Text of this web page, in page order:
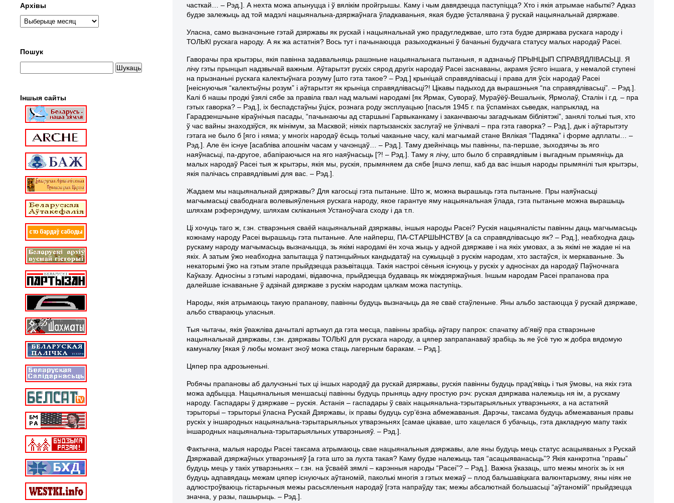
часткай… – Рэд.]. А нехта можа апынуцца і ў вялікім пройгрышы. Каму і чым давядзецца паступіцца? Хто і якія атрымае набыткі? Адказ
будзе залежыць ад той мадэлі нацыянальна-дзяржаўнага ўладкаваньня, якая будзе ўсталявана ў рускай нацыянальнай дзяржаве.
Уласна, само вызначэньне гэтай дзяржавы як рускай і нацыянальнай ужо прадугледжвае, што гэта будзе дзяржава рускага народу і
ТОЛЬКІ рускага народу. А як жа астатнія? Вось тут і пачынаюцца разыходжаньні ў бачаньні будучага статусу малых народаў Расеі.
Гаворачы пра крытэры, якія павінна задавальняць рашэньне нацыянальнага пытаньня, я адзначыў ПРЫНЦЫП СПРАВЯДЛІВАСЬЦІ. Я
лічу гэты прынцып надзвычай важным. Аўтарытэт рускіх сярод другіх народаў Расеі заснаваны, акрамя ўсяго іншага, у немалой ступені
на прызнаньні рускага калектыўнага розуму [што гэта такое? – Рэд.] крыніцай справядлівасьці і права для ўсіх народаў Расеі
[неіснуючыя “калектыўны розум” і аўтарытэт як крыніца справядлівасьці?! Цікавы падыход да вырашэньня “па справядлівасьці”. – Рэд.].
Калі б нашы продкі ўзялі сябе за правіла гвал над малымі народамі [як Ярмак, Сувораў, Мураўёў-Вешальнік, Ярмолаў, Сталін і г.д. – пра
гэтых гаворка? – Рэд.], іх беспадстаўны ўціск, рознага роду эксплуацыю [пасьля 1945 г. па ўспамінах сьведак, напрыклад, на
Гарадзеншчыне кіраўнічыя пасады, “пачынаючы ад старшыні Гарвыканкаму і заканчваючы загадчыкам бібліятэкі”, занялі толькі тыя, хто
ў час вайны знаходзіўся, як мінімум, за Масквой; ніякіх партызанскіх заслугаў не ўлічвалі – пра гэта гаворка? – Рэд.], дык і аўтарытэту
гэтага не было б [яго і няма; у многіх народаў ёсьць толькі чаканьне часу, калі магчымай стане Вялікая “Падзяка” і форме адплаты… –
Рэд.]. Але ён існуе [асабліва апошнім часам у чачэнцаў… – Рэд.]. Таму дзейнічаць мы павінны, па-першае, зыходзячы зь яго
наяўнасьці, па-другое, абапіраючыся на яго наяўнасьць [?! – Рэд.]. Таму я лічу, што было б справядлівым і выгадным прымяніць да
малых народаў Расеі тыя ж крытэры, якія мы, рускія, прымяняем да сябе [яшчэ лепш, каб да вас іншыя народы прымянілі тыя крытэры,
якія палічась справядлівымі для вас. – Рэд.].
Жадаем мы нацыянальнай дзяржавы? Для кагосьці гэта пытаньне. Што ж, можна вырашыць гэта пытаньне. Пры наяўнасьці
магчымасьці свабоднага волевыяўленьня рускага народу, якое гарантуе яму нацыянальная ўлада, гэта пытаньне можна вырашыць
шляхам рэферэндуму, шляхам скліканьня Устаноўчага сходу і да т.п.
Ці хочуць таго ж, г.зн. стварэньня сваёй нацыянальнай дзяржавы, іншыя народы Расеі? Рускія нацыяналісты павінны даць магчымасьць
кожнаму народу Расеі вырашыць гэта пытаньне. Але найперш, ПА-СТАРШЫНСТВУ [а са справядлівасьцю як? – Рэд.], неабходна даць
рускаму народу магчымасьць вызначыцца, зь якімі народамі ён хоча жыць у адной дзяржаве і на якіх умовах, а зь якімі не жадае ні на
якіх. А затым ўжо неабходна запытацца ў патэнцыйных кандыдатаў на сужыцьцё з рускім народам, хто застаўся, іх меркаваньне. Зь
некаторымі ўжо на гэтым этапе прыйдзецца разьвітацца. Такія настроі сёньня існуюць у рускіх у адносінах да народаў Паўночнага
Каўказу. Адносіны з гэтымі народамі, відавочна, прыйдзецца будаваць як міждзяржаўныя. Іншым народам Расеі прапанова пра
далейшае існаваньне ў адзінай дзяржаве з рускім народам цалкам можа паступіць.
Народы, якія атрымаюць такую прапанову, павінны будуць вызначыць да яе сваё стаўленьне. Яны альбо застаюцца ў рускай дзяржаве,
альбо ствараюць уласныя.
Тыя чытачы, якія ўважліва дачыталі артыкул да гэта месца, павінны зрабіць аўтару папрок: спачатку аб’явіў пра стварэньне
нацыянальнай дзяржавы, г.зн. дзяржавы ТОЛЬКІ для рускага народу, а цяпер запрапанаваў зрабіць зь яе ўсё тую ж добра вядомую
камуналку [якая ў любы момант зноў можа стаць лагерным баракам. – Рэд.].
Цяпер пра адрозьненьні.
Робячы прапановы аб далучэньні тых ці іншых народаў да рускай дзяржавы, рускія павінны будуць прад’явіць і тыя ўмовы, на якіх гэта
можа адбыцца. Нацыянальныя меншасьці павінны будуць прыняць адну простую рэч: руская дзяржава належыць ня ім, а рускаму
народу. Гаспадары ў дзяржаве – рускія. Астанія – гаспадары ў сваіх нацыянальна-тэрытарыяльных утварэньнях, а на астатняй
тэрыторыі – тэрыторыі ўласна Рускай Дзяржавы, іх правы будуць сур’ёзна абмежаваныя. Дарэчы, таксама будуць абмежаваныя правы
рускіх у іншародных нацыянальна-тэрытарыяльных утварэньнях [самае цікавае, што хацелася б убачыць, гэта дакладную мапу такіх
іншародных нацыянальна-тэрытарыяльных утварэньняў. – Рэд.].
Фактычна, малыя народы Расеі таксама атрымаюць свае нацыянальныя дзяржавы, але яны будуць мець статус асацыяваных з Рускай
Дзяржавай дзяржаўных утварэньняў [а гэта што за лухта такая? Каму будзе належыць тая “асацыяванасьць”? Якія канкрэтна “правы”
будуць мець у такіх утварэньнях – г.зн. на ўсваёй зямлі – карэнныя народы “Расеі”? – Рэд.]. Важна ўказаць, што межы многіх зь іх ня
будуць адпавядаць межам цяпер існуючых аўтаномій, паколькі многія з гэтых межаў – плод бальшавіцкага валюнтарызму, яны ніяк не
адлюстроўваюць гістарычныя межы расьсяленьня народаў [гэта напраўду так; межы абсалютнай большасьці “аўтаномій” прыйдзецца
значна, у разы, пашырыць. – Рэд.].
Архівы
Пошук
Іншыя сайты